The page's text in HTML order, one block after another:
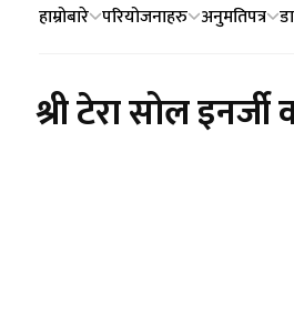
हाम्रोबारे परियोजनाहरु अनुमतिपत्र
श्री टेरा सोल